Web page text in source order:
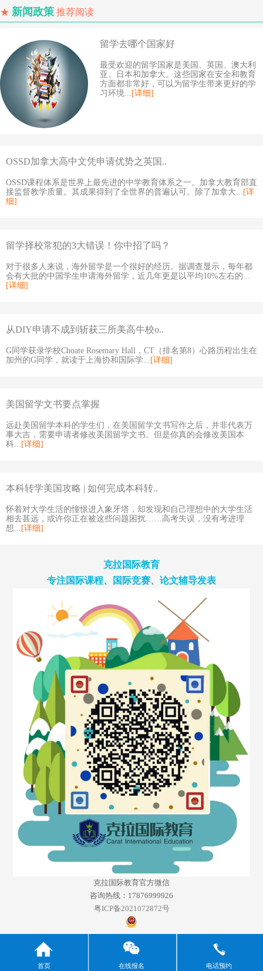
★ 新闻政策 推荐阅读
留学去哪个国家好
最受欢迎的留学国家是美国、英国、澳大利
亚、日本和加拿大。这些国家在安全和教育
方面都非常好，可以为留学生带来更好的学
习环境... [详细]
OSSD加拿大高中文凭申请优势之英国..
OSSD课程体系是世界上最先进的中学教育体系之一。加拿大教育部直
接监督教学质量。其成果得到了全世界的普遍认可。除了加拿大... [详
细]
留学择校常犯的3大错误！你中招了吗？
对于很多人来说，海外留学是一个很好的经历。据调查显示，每年都
会有大批的中国学生申请海外留学，近几年更是以平均10%左右的...
[详细]
从DIY申请不成到斩获三所美高牛校o..
G同学获录学校Choate Rosemary Hall，CT（排名第8）心路历程出生在
加州的G同学，就读于上海协和国际学... [详细]
美国留学文书要点掌握
远赴美国留学本科的学生们，在美国留学文书写作之后，并非代表万
事大吉，需要申请者修改美国留学文书。但是你真的会修改美国本
科... [详细]
本科转学美国攻略 | 如何完成本科转..
怀着对大学生活的憧憬进入象牙塔，却发现和自己理想中的大学生活
相去甚远，或许你正在被这些问题困扰……高考失误，没有考进理
想... [详细]
克拉国际教育
专注国际课程、国际竞赛、论文辅导发表
克拉国际教育官方微信
咨询热线：17876999926
粤ICP备2021072872号
首页 在线报名 电话预约